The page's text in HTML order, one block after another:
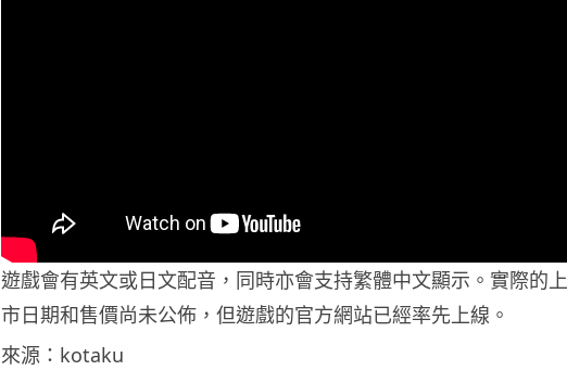
遊戲會有英文或日文配音，同時亦會支持繁體中文顯示。實際的上
市日期和售價尚未公佈，但遊戲的官方網站已經率先上線。
來源：kotaku